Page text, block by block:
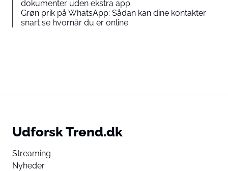
dokumenter uden ekstra app
Grøn prik på WhatsApp: Sådan kan dine kontakter
snart se hvornår du er online
Udforsk Trend.dk
Streaming
Nyheder